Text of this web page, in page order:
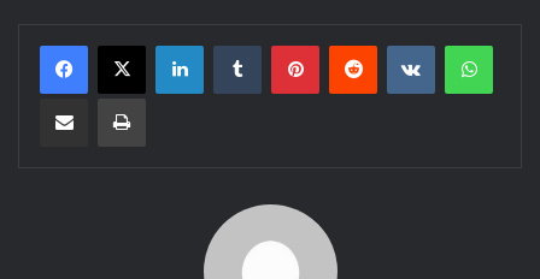
LinkedinTumblr PinterestReddit VK
Compartilhar via e-mail Imprimir